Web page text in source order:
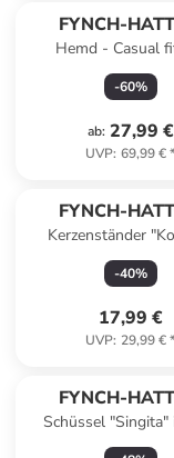
FYNCH-
Hemd - Casual fit - in
Dunkelblau
-60%
ab: 27,99 €
UVP: 69,99 €*
FYNCH-
Kerzenständer
Schwarz - (H)20 x Ø
-40%
17,99 €
UVP: 29,99 €*
FYNCH-
Schüssel "Singita"
Hellbraun - Ø 30